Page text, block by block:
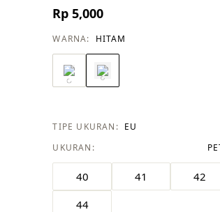
Rp 5,000
WARNA: HITAM
TIPE UKURAN: EU
UKURAN:
40 41 42
44